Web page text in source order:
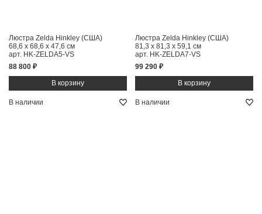
Люстра Zelda Hinkley (США)
68,6 x 68,6 x 47,6 см
арт. HK-ZELDA5-VS
88 800 ₽
Люстра Zelda Hinkley (США)
81,3 x 81,3 x 59,1 см
арт. HK-ZELDA7-VS
99 290 ₽
В наличии В наличии